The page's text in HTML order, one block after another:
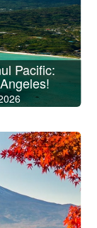
Pacific: